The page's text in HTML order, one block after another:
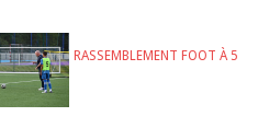
RASSEMBLEMENT FOOT À 5